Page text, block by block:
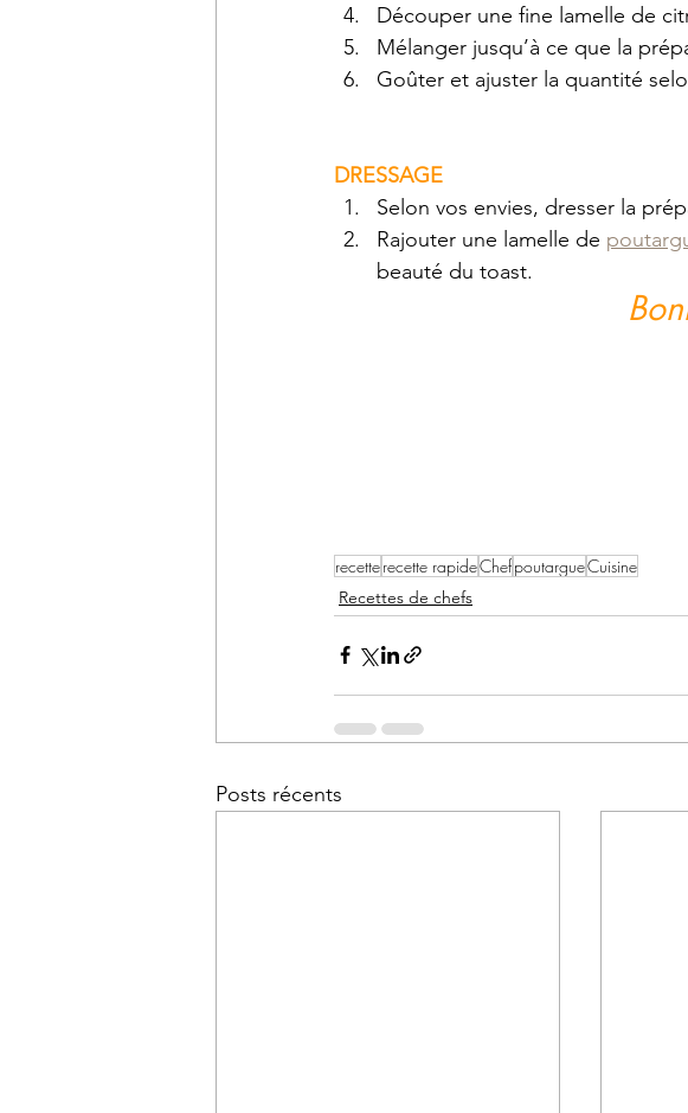
Découper une fine lamelle de
Mélanger jusqu’à ce que la
Goûter et ajuster la quantité
DRESSAGE
Selon vos envies, dresser la
Rajouter une lamelle de
beauté du toast.
recetterecette rapideChefpoutargueCuisine
Recettes de chefs
Posts récents